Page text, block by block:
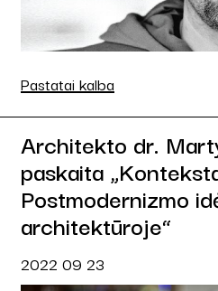
Pastatai kalba
Architekto dr.
paskaita
Postmodernizmo
architektūroje“
2022 09 23